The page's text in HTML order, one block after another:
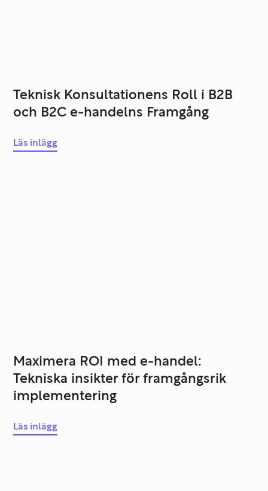
Teknisk Konsultationens Roll i B2B
och B2C e-handelns Framgång
Läs inlägg
Maximera ROI med e-handel:
Tekniska insikter för framgångsrik
implementering
Läs inlägg